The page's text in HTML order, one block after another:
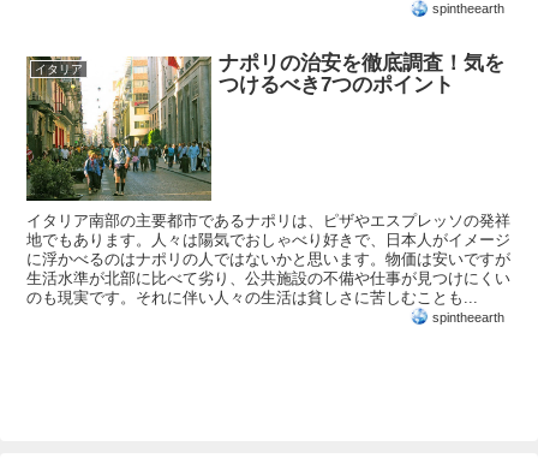
spintheearth
イタリア
ナポリの治安を徹底調査！気を
つけるべき7つのポイント
イタリア南部の主要都市であるナポリは、ピザやエスプレッソの発祥
地でもあります。人々は陽気でおしゃべり好きで、日本人がイメージ
に浮かべるのはナポリの人ではないかと思います。物価は安いですが
生活水準が北部に比べて劣り、公共施設の不備や仕事が見つけにくい
のも現実です。それに伴い人々の生活は貧しさに苦しむことも...
spintheearth